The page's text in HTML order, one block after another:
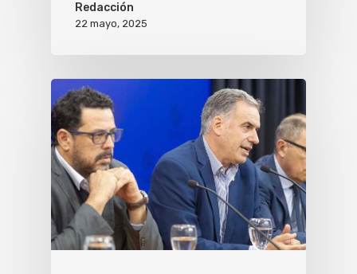
Redacción
22 mayo, 2025